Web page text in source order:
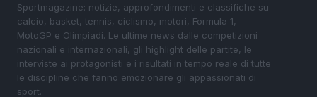
Sportmagazine: notizie, approfondimenti e classifiche su
calcio, basket, tennis, ciclismo, motori, Formula 1,
MotoGP e Olimpiadi. Le ultime news dalle competizioni
nazionali e internazionali, gli highlight delle partite, le
interviste ai protagonisti e i risultati in tempo reale di tutte
le discipline che fanno emozionare gli appassionati di
sport.